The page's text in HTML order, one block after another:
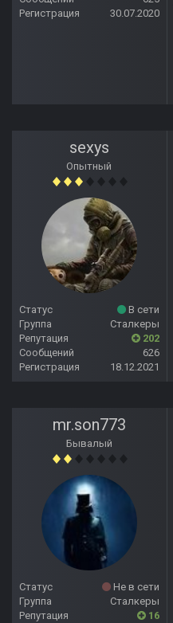
Регистрация
30.07.2020
sexys
Опытный
Статус
В сети
Группа
Сталкеры
Репутация
202
Сообщений
626
Регистрация
18.12.2021
mr.son773
Бывалый
Статус
Не в сети
Группа
Сталкеры
Репутация
16